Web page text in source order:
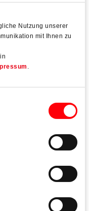
Nutzung unserer
mit Ihnen zu
ohne Lösen